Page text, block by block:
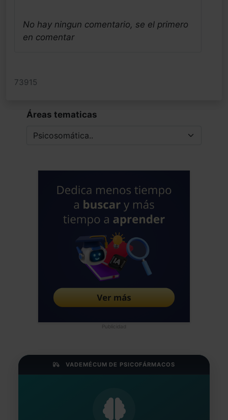
No hay ningun comentario, se el primero
en comentar
73915
Áreas tematicas
Publicidad
VADEMÉCUM DE PSICOFÁRMACOS